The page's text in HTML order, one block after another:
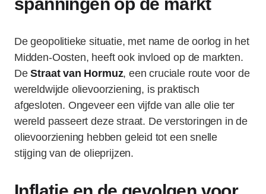
De geopolitieke situatie, met name de oorlog in het
Midden-Oosten, heeft ook invloed op de markten.
DeStraat van Hormuz, een cruciale route voor de
wereldwijde olievoorziening, is praktisch
afgesloten. Ongeveer een vijfde van alle olie ter
wereld passeert deze straat. De verstoringen in de
olievoorziening hebben geleid tot een snelle
stijging van de olieprijzen.